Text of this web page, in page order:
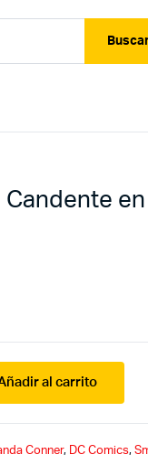
Candente
al carrito
Conner, DC Comics,